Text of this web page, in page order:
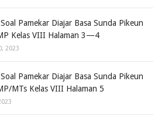
Pamekar Diajar Basa Sunda Pikeun
Kelas VIII Halaman 3—4
2023
Pamekar Diajar Basa Sunda Pikeun
MTs Kelas VIII Halaman 5